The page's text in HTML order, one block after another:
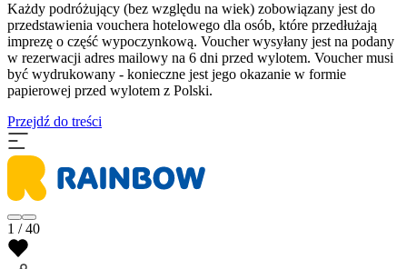
Każdy podróżujący (bez względu na wiek) zobowiązany jest do
przedstawienia vouchera hotelowego dla osób, które przedłużają
imprezę o część wypoczynkową. Voucher wysyłany jest na podany
w rezerwacji adres mailowy na 6 dni przed wylotem. Voucher musi
być wydrukowany - konieczne jest jego okazanie w formie
papierowej przed wylotem z Polski.
Przejdź do treści
1 / 40